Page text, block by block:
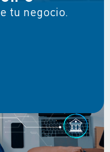
tu negocio.